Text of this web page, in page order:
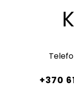
+370